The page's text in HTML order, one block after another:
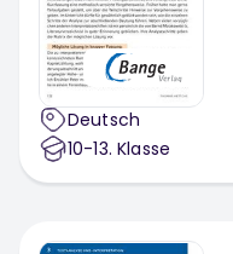
Deutsch
10-13. Klasse